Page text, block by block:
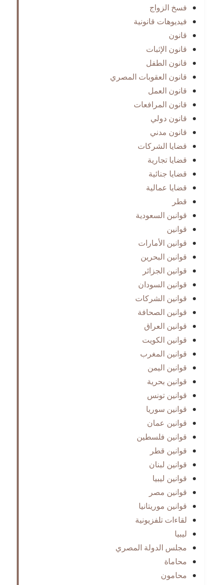
فسخ الزواج
فيديوهات قانونية
قانون
قانون الإثبات
قانون الطفل
قانون العقوبات المصري
قانون العمل
قانون المرافعات
قانون دولي
قانون مدني
قضايا الشركات
قضايا تجارية
قضايا جنائية
قضايا عمالية
قطر
قوانبن السعودية
قوانين
قوانين الأمارات
قوانين البحرين
قوانين الجزائر
قوانين السودان
قوانين الشركات
قوانين الصحافة
قوانين العراق
قوانين الكويت
قوانين المغرب
قوانين اليمن
قوانين بحرية
قوانين تونس
قوانين سوريا
قوانين عمان
قوانين فلسطين
قوانين قطر
قوانين لبنان
قوانين ليبيا
قوانين مصر
قوانين موريتانيا
لقاءات تلفزيونية
ليبيا
مجلس الدولة المصري
محاماة
محامون